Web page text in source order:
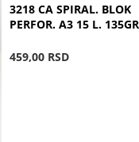
3218 CA SPIRAL. BLOK
PERFOR. A3 15 L.
459,00 RSD